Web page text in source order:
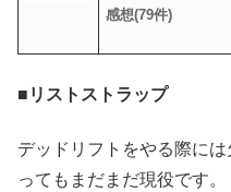
感想(79件)
■リストストラップ
デッドリフトをやる際に
ってもまだまだ現役です。